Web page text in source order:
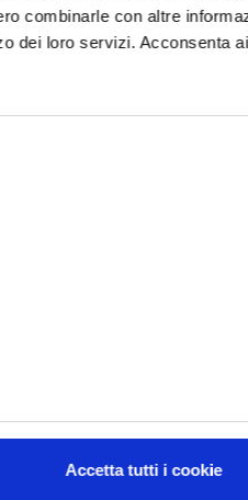
combinarle con altre
dei loro servizi. Acconsenta
Accetta tutti i cookie